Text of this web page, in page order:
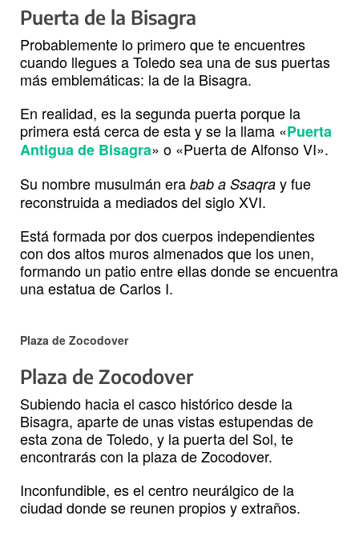
Puerta de la Bisagra
Probablemente lo primero que te encuentres
cuando llegues a Toledo sea una de sus puertas
más emblemáticas: la de la Bisagra.
En realidad, es la segunda puerta porque la
primera está cerca de esta y se la llama «Puerta
Antigua de Bisagra» o «Puerta de Alfonso VI».
Su nombre musulmán era bab a Ssaqra y fue
reconstruida a mediados del siglo XVI.
Está formada por dos cuerpos independientes
con dos altos muros almenados que los unen,
formando un patio entre ellas donde se encuentra
una estatua de Carlos I.
Plaza de Zocodover
Plaza de Zocodover
Subiendo hacia el casco histórico desde la
Bisagra, aparte de unas vistas estupendas de
esta zona de Toledo, y la puerta del Sol, te
encontrarás con la plaza de Zocodover.
Inconfundible, es el centro neurálgico de la
ciudad donde se reunen propios y extraños.